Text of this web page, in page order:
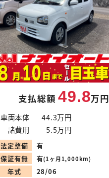
支払総額49.8万円
車両本体
44.3万円
諸費用
5.5万円
法定整備
有
保証有無
有(1ヶ月1,000km)
年式
28/06